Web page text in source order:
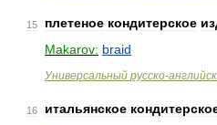
15 плетеное кондитерское
Makarov: braid
Универсальный русско-
16 итальянское